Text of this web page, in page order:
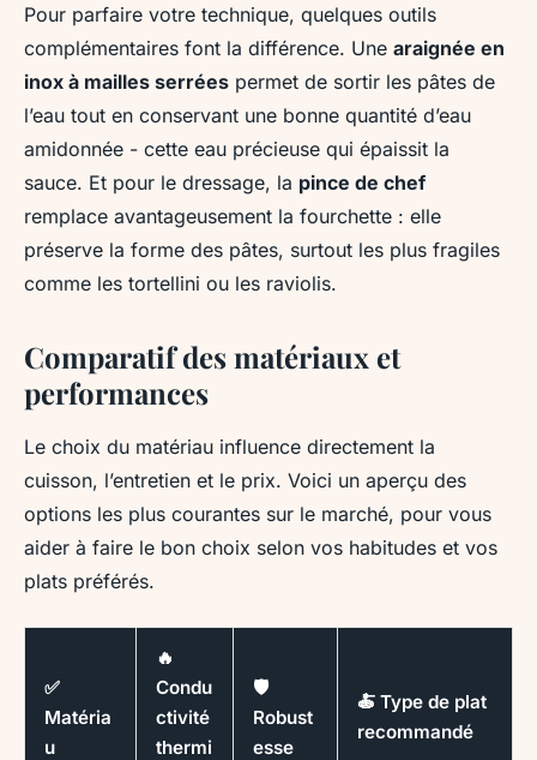
Pour parfaire votre technique, quelques outils
complémentaires font la différence. Une araignée en
inox à mailles serrées permet de sortir les pâtes de
l’eau tout en conservant une bonne quantité d’eau
amidonnée - cette eau précieuse qui épaissit la
sauce. Et pour le dressage, la pince de chef
remplace avantageusement la fourchette : elle
préserve la forme des pâtes, surtout les plus fragiles
comme les tortellini ou les raviolis.
Comparatif des matériaux et
performances
Le choix du matériau influence directement la
cuisson, l’entretien et le prix. Voici un aperçu des
options les plus courantes sur le marché, pour vous
aider à faire le bon choix selon vos habitudes et vos
plats préférés.
✅
Matéria
u
🔥
Condu
ctivité
thermi
🛡️
Robust
esse
🍝 Type de plat
recommandé